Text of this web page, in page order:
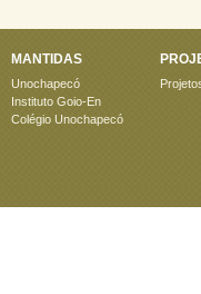
MANTIDAS
Unochapecó
Instituto Goio-En
Colégio Unochapecó